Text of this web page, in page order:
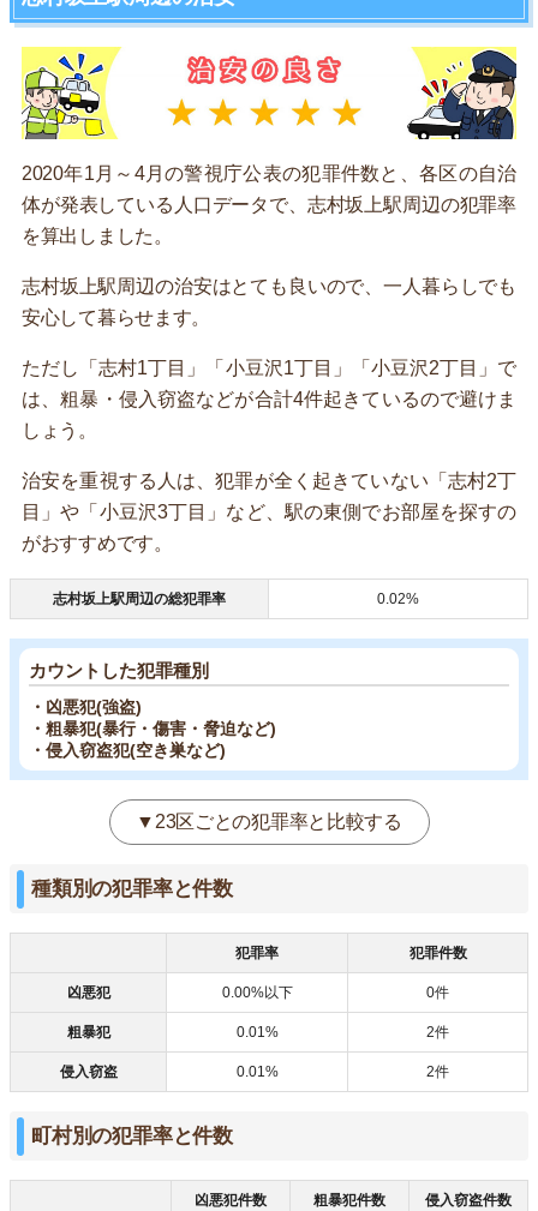
2020年1月～4月の警視庁公表の犯罪件数と、各区の自治
体が発表している人口データで、志村坂上駅周辺の犯罪率
を算出しました。
志村坂上駅周辺の治安はとても良いので、一人暮らしでも
安心して暮らせます。
ただし「志村1丁目」「小豆沢1丁目」「小豆沢2丁目」で
は、粗暴・侵入窃盗などが合計4件起きているので避けま
しょう。
治安を重視する人は、犯罪が全く起きていない「志村2丁
目」や「小豆沢3丁目」など、駅の東側でお部屋を探すの
がおすすめです。
志村坂上駅周辺の総犯罪率 0.02%
カウントした犯罪種別
・凶悪犯(強盗)
・粗暴犯(暴行・傷害・脅迫など)
・侵入窃盗犯(空き巣など)
▼23区ごとの犯罪率と比較する
種類別の犯罪率と件数
犯罪率 犯罪件数
凶悪犯 0.00%以下 0件
粗暴犯 0.01% 2件
侵入窃盗 0.01% 2件
町村別の犯罪率と件数
凶悪犯件数 粗暴犯件数 侵入窃盗件数